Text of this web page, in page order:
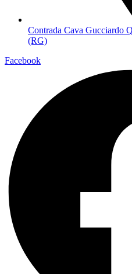
Contrada Cava Gucciardo
(RG)
Facebook